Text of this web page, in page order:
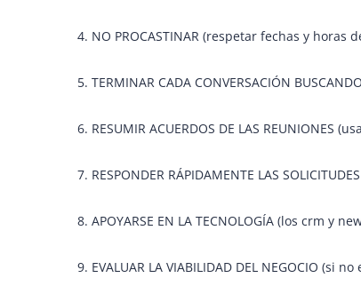
4. NO PROCASTINAR (respetar fechas y horas
5. TERMINAR CADA CONVERSACIÓN
6. RESUMIR ACUERDOS DE LAS
7. RESPONDER RÁPIDAMENTE LAS
8. APOYARSE EN LA TECNOLOGÍA (los crm y
9. EVALUAR LA VIABILIDAD DEL NEGOCIO